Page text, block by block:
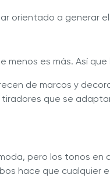
orientado a generar
menos es más. Así
de marcos y
que se
pero los tonos en
hace que